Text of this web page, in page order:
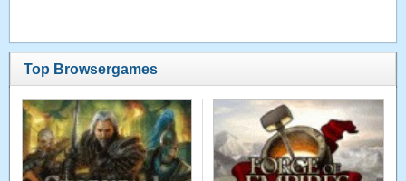
Top Browsergames